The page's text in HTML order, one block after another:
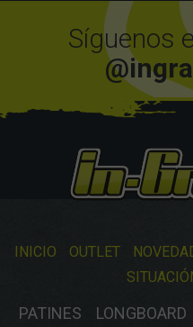
Síguenos
INICIO OUTLET
PATINES LONGBOARD